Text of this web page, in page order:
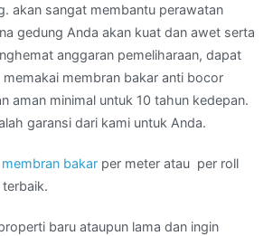
akan sangat membantu perawatan
gedung Anda akan kuat dan awet serta
anggaran pemeliharaan, dapat
membran bakar anti bocor
aman minimal untuk 10 tahun kedepan.
garansi dari kami untuk Anda.
membran bakar per meter atau per roll
baru ataupun lama dan ingin